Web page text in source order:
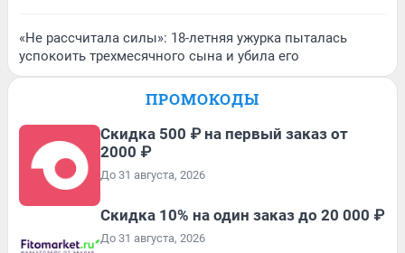
«Не рассчитала силы»: 18-летняя ужурка пыталась
успокоить трехмесячного сына и убила его
ПРОМОКОДЫ
Скидка 500 ₽ на первый заказ от
2000 ₽
До 31 августа, 2026
Скидка 10% на один заказ до 20 000 ₽
До 31 августа, 2026